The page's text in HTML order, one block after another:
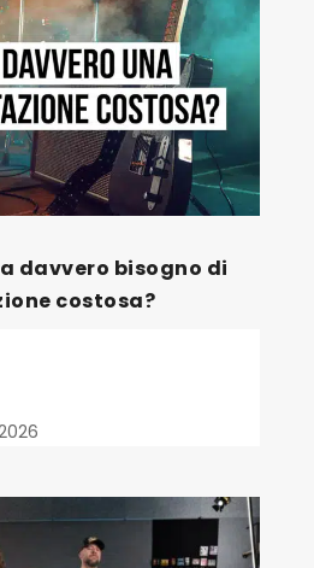
davvero bisogno di
costosa?